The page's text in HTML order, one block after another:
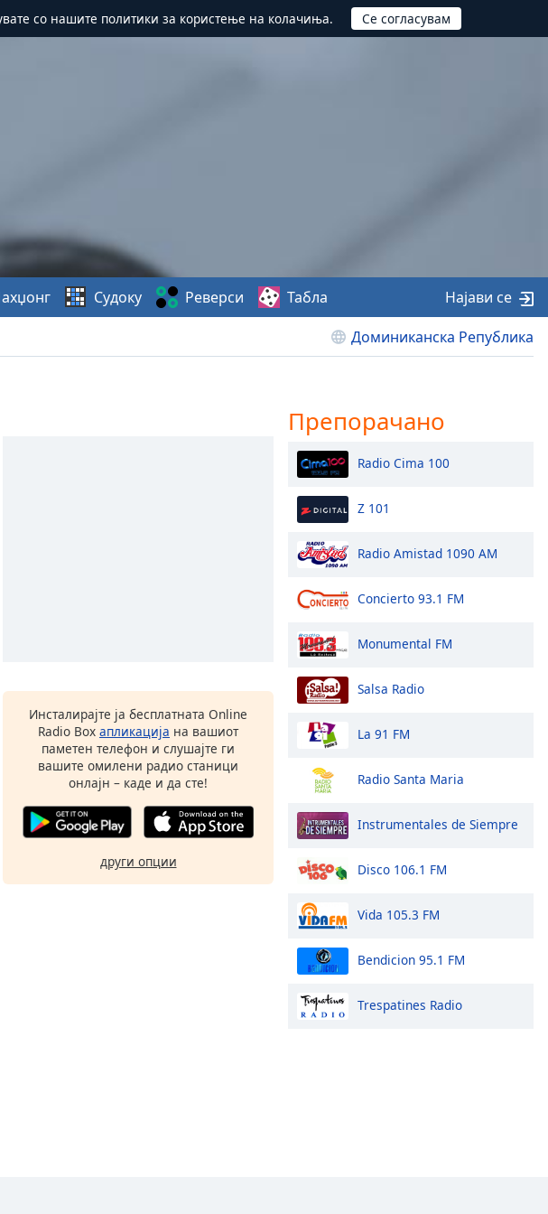
со нашите политики за користење на колачиња.
Доминиканска Република
Судоку Реверси Табла Најави се
Инсталирајте ја бесплатната Online
Radio Box апликација на вашиот
паметен телефон и слушајте ги
вашите омилени радио станици
онлајн – каде и да сте!
други опции
Препорачано
Radio Cima 100
Z 101
Radio Amistad 1090 AM
Concierto 93.1 FM
Monumental FM
Salsa Radio
La 91 FM
Radio Santa Maria
Instrumentales de Siempre
Disco 106.1 FM
Vida 105.3 FM
Bendicion 95.1 FM
Trespatines Radio